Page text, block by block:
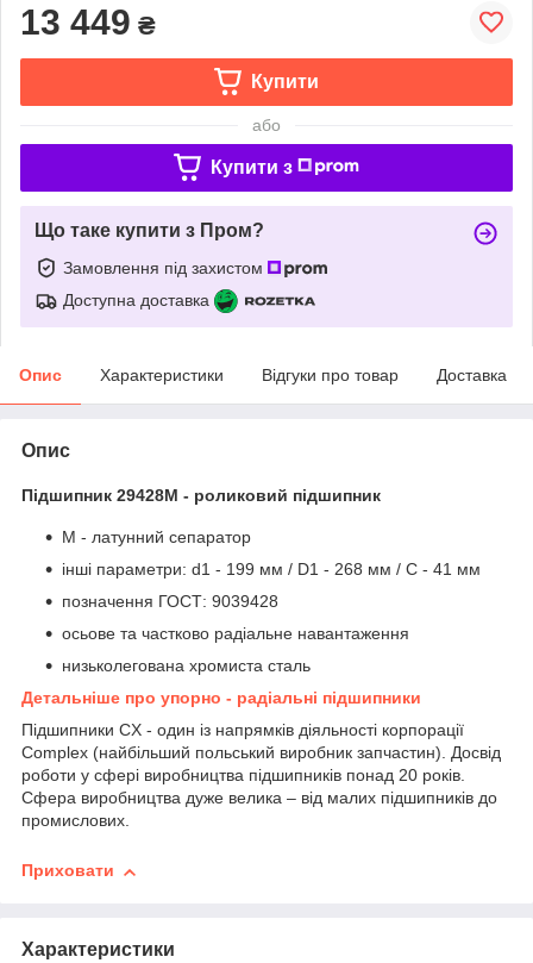
13 449 ₴
Купити
або
Купити з
Що таке купити з Пром?
Замовлення під захистом
Доступна доставка
Опис Характеристики Відгуки про товар Доставка
Опис
Підшипник 29428M - роликовий підшипник
М - латунний сепаратор
інші параметри: d1 - 199 мм / D1 - 268 мм / C - 41 мм
позначення ГОСТ: 9039428
осьове та частково радіальне навантаження
низьколегована хромиста сталь
Детальніше про упорно - радіальні підшипники
Підшипники CX - один із напрямків діяльності корпорації
Complex (найбільший польський виробник запчастин). Досвід
роботи у сфері виробництва підшипників понад 20 років.
Сфера виробництва дуже велика – від малих підшипників до
промислових.
Приховати
Характеристики